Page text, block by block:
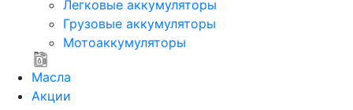
Легковые аккумуляторы
Грузовые аккумуляторы
Мотоаккумуляторы
Масла
Акции